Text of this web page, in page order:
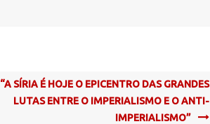
“A SÍRIA É HOJE O EPICENTRO DAS GRANDES
LUTAS ENTRE O IMPERIALISMO E O ANTI-
IMPERIALISMO”